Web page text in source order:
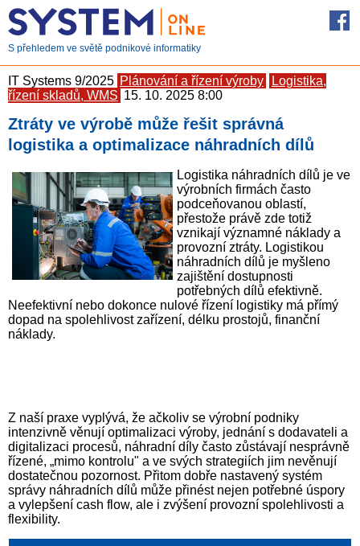
S přehledem ve světě podnikové informatiky
IT Systems 9/2025 Plánování a řízení výroby
Logistika,
řízení skladů, WMS 15. 10. 2025 8:00
Ztráty ve výrobě může řešit správná
logistika a optimalizace náhradních dílů
Logistika náhradních dílů je ve
výrobních firmách často
podceňovanou oblastí,
přestože právě zde totiž
vznikají významné náklady a
provozní ztráty. Logistikou
náhradních dílů je myšleno
zajištění dostupnosti
potřebných dílů efektivně.
Neefektivní nebo dokonce nulové řízení logistiky má přímý
dopad na spolehlivost zařízení, délku prostojů, finanční
náklady.
Z naší praxe vyplývá, že ačkoliv se výrobní podniky
intenzivně věnují optimalizaci výroby, jednání s dodavateli a
digitalizaci procesů, náhradní díly často zůstávají nesprávně
řízené, „mimo kontrolu" a ve svých strategiích jim nevěnují
dostatečnou pozornost. Přitom dobře nastavený systém
správy náhradních dílů může přinést nejen potřebné úspory
a vylepšení cash flow, ale i zvýšení provozní spolehlivosti a
flexibility.